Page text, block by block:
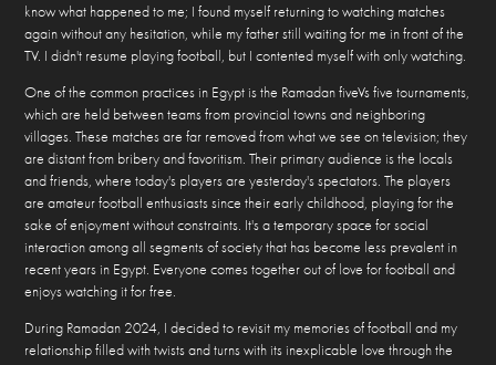
know what happened to me; I found myself returning to watching matches
again without any hesitation, while my father still waiting for me in front of the
TV. I didn't resume playing football, but I contented myself with only watching.
One of the common practices in Egypt is the Ramadan fiveVs five tournaments,
which are held between teams from provincial towns and neighboring
villages. These matches are far removed from what we see on television; they
are distant from bribery and favoritism. Their primary audience is the locals
and friends, where today's players are yesterday's spectators. The players
are amateur football enthusiasts since their early childhood, playing for the
sake of enjoyment without constraints. It's a temporary space for social
interaction among all segments of society that has become less prevalent in
recent years in Egypt. Everyone comes together out of love for football and
enjoys watching it for free.
During Ramadan 2024, I decided to revisit my memories of football and my
relationship filled with twists and turns with its inexplicable love through the